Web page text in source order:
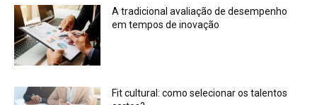
A tradicional avaliação de desempenho
em tempos de inovação
Fit cultural: como selecionar os talentos